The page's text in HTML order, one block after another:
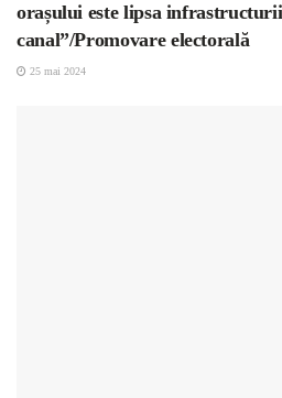
orașului este lipsa
canal”/Promovare electorală
25 mai 2024